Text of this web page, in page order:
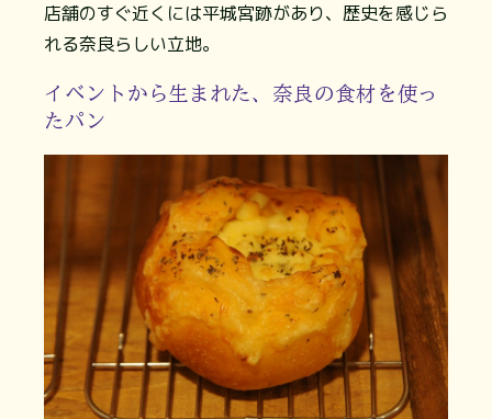
店舗のすぐ近くには平城宮跡があり、歴史を感じら
れる奈良らしい立地。
イベントから生まれた、奈良の食材を使っ
たパン